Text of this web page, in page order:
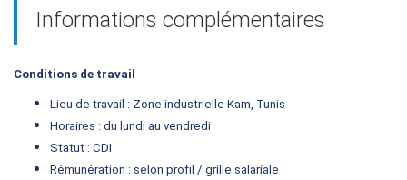
Informations complémentaires
Conditions de travail
Lieu de travail : Zone industrielle Kam, Tunis
Horaires : du lundi au vendredi
Statut : CDI
Rémunération : selon profil / grille salariale